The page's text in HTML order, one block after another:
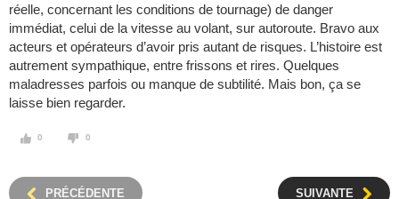
réelle, concernant les conditions de tournage) de danger
immédiat, celui de la vitesse au volant, sur autoroute. Bravo aux
acteurs et opérateurs d’avoir pris autant de risques. L’histoire est
autrement sympathique, entre frissons et rires. Quelques
maladresses parfois ou manque de subtilité. Mais bon, ça se
laisse bien regarder.
0 0
PRÉCÉDENTE SUIVANTE